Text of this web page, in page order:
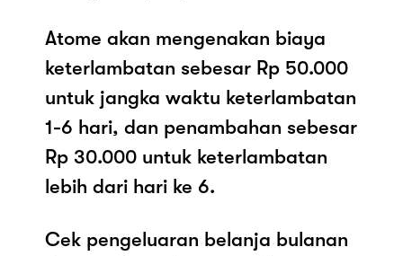
Atome akan mengenakan biaya
keterlambatan sebesar Rp 50.000
untuk jangka waktu keterlambatan
1-6 hari, dan penambahan sebesar
Rp 30.000 untuk keterlambatan
lebih dari hari ke 6.
Cek pengeluaran belanja bulanan